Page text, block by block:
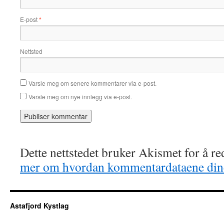
E-post*
Nettsted
Varsle meg om senere kommentarer via e-post.
Varsle meg om nye innlegg via e-post.
Dette nettstedet bruker Akismet for å
mer om hvordan kommentardataene
Astafjord Kystlag